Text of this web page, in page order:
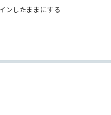
ンしたままにする